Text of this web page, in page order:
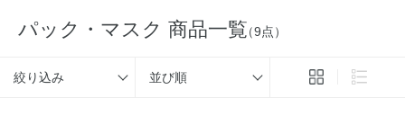
パック・マスク 商品一覧（9点）
絞り込み 並び順